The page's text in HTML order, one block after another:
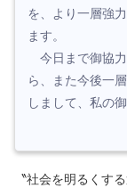
を、より一層強
ます。
今日まで御協
ら、また今後一
しまして、私の
〝社会を明るくす